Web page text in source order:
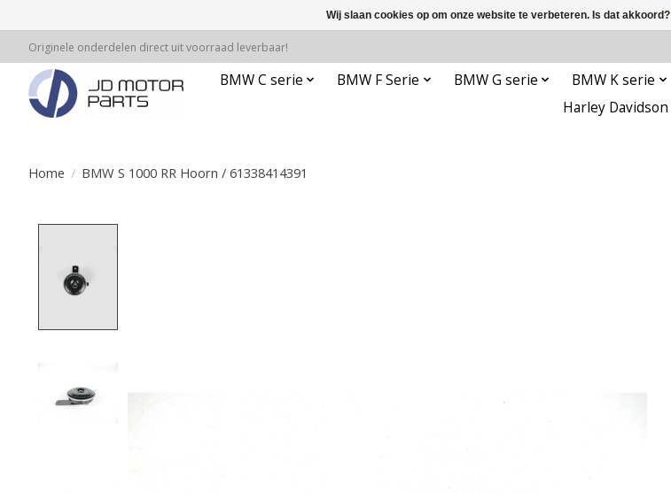
Originele onderdelen direct uit voorraad leverbaar!
BMW C serie BMW F Serie BMW G serie BMW K serie
Harley Davidson
Home / BMW S 1000 RR Hoorn / 61338414391
Wij slaan cookies op om onze website te verbeteren. Is dat akkoord?